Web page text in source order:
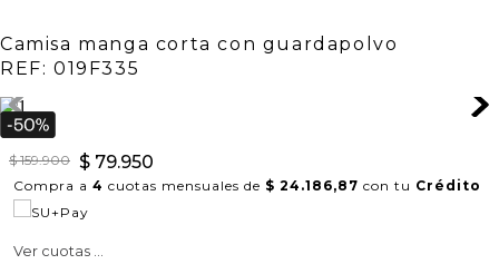
Camisa manga corta con guardapolvo
REF: 019F335
$ 159.900 $ 79.950
Compra a 4 cuotas mensuales de $ 24.186,87 con tu Crédito
Ver cuotas ...